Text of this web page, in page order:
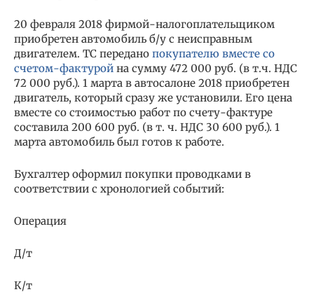
20 февраля 2018 фирмой-налогоплательщиком
приобретен автомобиль б/у с неисправным
двигателем. ТС передано покупателю вместе со
счетом-фактурой на сумму 472 000 руб. (в т.ч. НДС
72 000 руб.). 1 марта в автосалоне 2018 приобретен
двигатель, который сразу же установили. Его цена
вместе со стоимостью работ по счету-фактуре
составила 200 600 руб. (в т. ч. НДС 30 600 руб.). 1
марта автомобиль был готов к работе.
Бухгалтер оформил покупки проводками в
соответствии с хронологией событий:
Операция
Д/т
К/т